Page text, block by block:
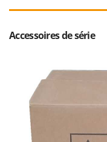
Accessoires de série